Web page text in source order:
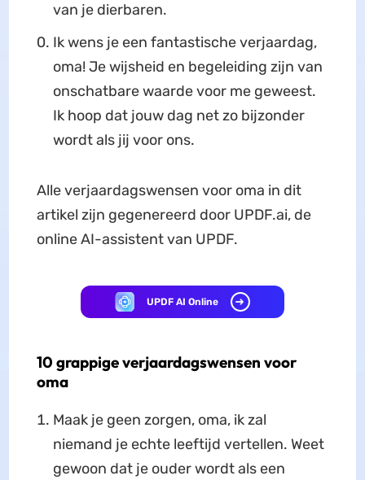
van je dierbaren.
Ik wens je een fantastische verjaardag,
oma! Je wijsheid en begeleiding zijn van
onschatbare waarde voor me geweest.
Ik hoop dat jouw dag net zo bijzonder
wordt als jij voor ons.
Alle verjaardagswensen voor oma in dit
artikel zijn gegenereerd door UPDF.ai, de
online AI-assistent van UPDF.
UPDF AI Online
10 grappige verjaardagswensen voor
oma
Maak je geen zorgen, oma, ik zal
niemand je echte leeftijd vertellen. Weet
gewoon dat je ouder wordt als een